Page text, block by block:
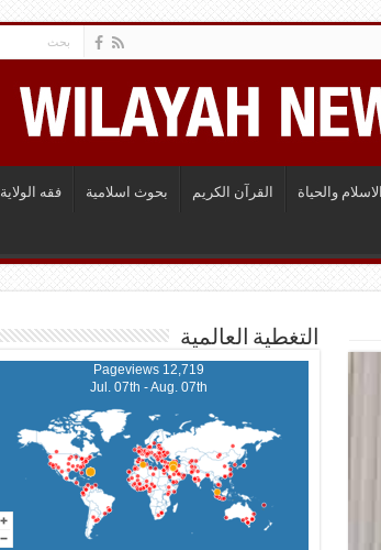
الاسلام والحياة القرآن الكريم بحوث اسلامية فقه الولاية
التغطية العالمية
12,719 Pageviews
Jul. 07th - Aug. 07th